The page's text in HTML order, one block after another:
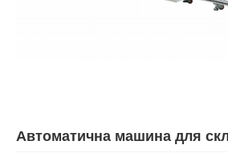
Автоматична машина для